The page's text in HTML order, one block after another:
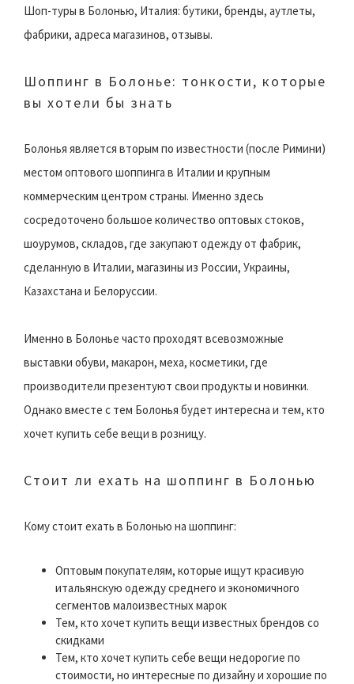
Шоп-туры в Болонью, Италия: бутики, бренды, аутлеты,
фабрики, адреса магазинов, отзывы.
Шоппинг в Болонье: тонкости, которые
вы хотели бы знать
Болонья является вторым по известности (после Римини)
местом оптового шоппинга в Италии и крупным
коммерческим центром страны. Именно здесь
сосредоточено большое количество оптовых стоков,
шоурумов, складов, где закупают одежду от фабрик,
сделанную в Италии, магазины из России, Украины,
Казахстана и Белоруссии.
Именно в Болонье часто проходят всевозможные
выставки обуви, макарон, меха, косметики, где
производители презентуют свои продукты и новинки.
Однако вместе с тем Болонья будет интересна и тем, кто
хочет купить себе вещи в розницу.
Стоит ли ехать на шоппинг в Болонью
Кому стоит ехать в Болонью на шоппинг:
Оптовым покупателям, которые ищут красивую
итальянскую одежду среднего и экономичного
сегментов малоизвестных марок
Тем, кто хочет купить вещи известных брендов со
скидками
Тем, кто хочет купить себе вещи недорогие по
стоимости, но интересные по дизайну и хорошие по